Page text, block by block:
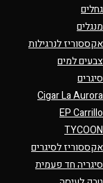
גחלים
מנגלים
אקססוריז לנרגילות
צבעים למים
סיגרים
Cigar La Aurora
EP Carrillo
TYCOON
אקססוריז לסיגרים
סיגריה חד פעמית